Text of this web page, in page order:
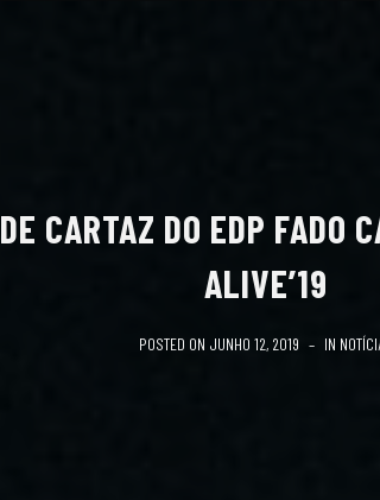
CARTAZ DO EDP FADO
ALIVE’19
POSTED ON JUNHO 12, 2019 IN